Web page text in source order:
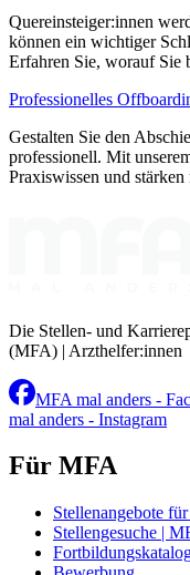
Quereinsteiger:innen
können ein wichtiger
Erfahren Sie, worauf Sie
Professionelles
Gestalten Sie den
professionell. Mit
Praxiswissen und
Die Stellen- und
(MFA) | Arzthelfer:innen
MFA mal anders -
mal anders - Instagram
Für MFA
Stellenangebote
Stellengesuche |